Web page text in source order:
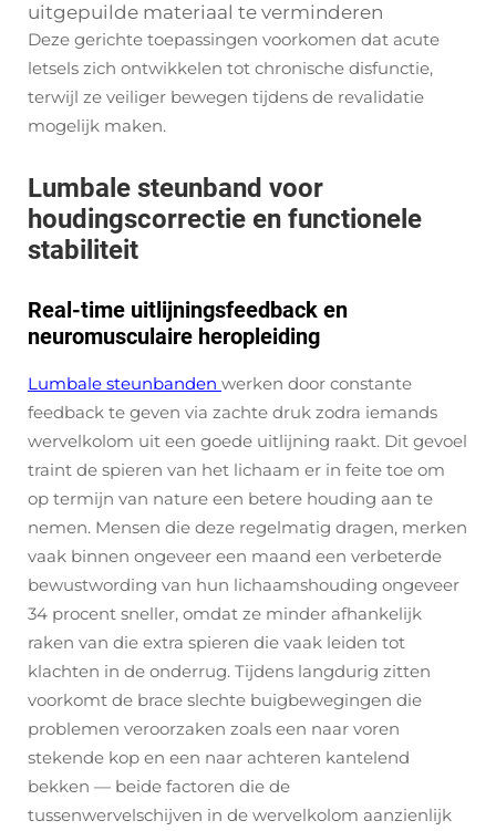
uitgepuilde materiaal te verminderen
Deze gerichte toepassingen voorkomen dat acute
letsels zich ontwikkelen tot chronische disfunctie,
terwijl ze veiliger bewegen tijdens de revalidatie
mogelijk maken.
Lumbale steunband voor
houdingscorrectie en functionele
stabiliteit
Real-time uitlijningsfeedback en
neuromusculaire heropleiding
Lumbale steunbanden werken door constante
feedback te geven via zachte druk zodra iemands
wervelkolom uit een goede uitlijning raakt. Dit gevoel
traint de spieren van het lichaam er in feite toe om
op termijn van nature een betere houding aan te
nemen. Mensen die deze regelmatig dragen, merken
vaak binnen ongeveer een maand een verbeterde
bewustwording van hun lichaamshouding ongeveer
34 procent sneller, omdat ze minder afhankelijk
raken van die extra spieren die vaak leiden tot
klachten in de onderrug. Tijdens langdurig zitten
voorkomt de brace slechte buigbewegingen die
problemen veroorzaken zoals een naar voren
stekende kop en een naar achteren kantelend
bekken — beide factoren die de
tussenwervelschijven in de wervelkolom aanzienlijk